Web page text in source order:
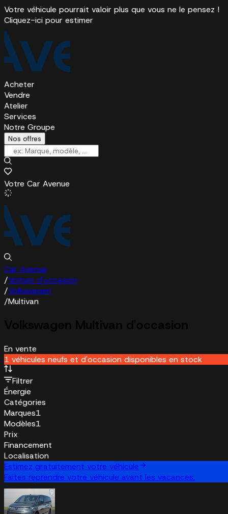
Votre véhicule pourrait valoir plus que vous ne le pensez !
Cliquez-ici pour estimer
Acheter
Vendre
Atelier
Services
Notre Groupe
Nos offres
Votre Car Avenue
Car Avenue
/Voiture d'occasion
/Volkswagen
/Multivan
En vente
1 véhicules neufs et d'occasion disponibles en stock
Filtrer
Énergie
Catégories
Marques1
Modèles1
Prix
Financement
Localisation
Estimez gratuitement votre véhicule
Faites reprendre votre véhicule avant les vacances.